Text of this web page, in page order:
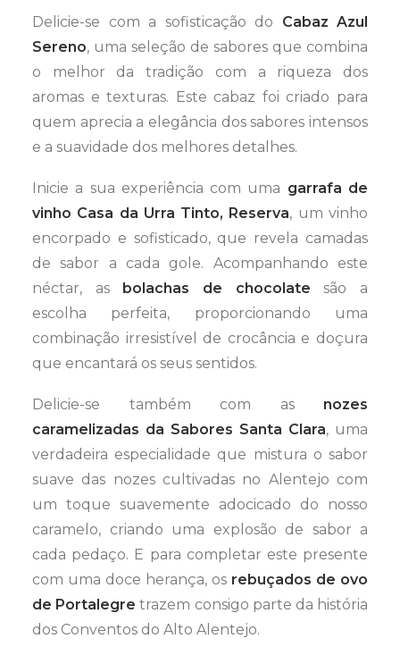
Cabaz
Sereno
Delicie-se com a sofisticação do Cabaz Azul
Sereno, uma seleção de sabores que combina
o melhor da tradição com a riqueza dos
aromas e texturas. Este cabaz foi criado para
quem aprecia a elegância dos sabores intensos
e a suavidade dos melhores detalhes.
Inicie a sua experiência com uma garrafa de
vinho Casa da Urra Tinto, Reserva, um vinho
encorpado e sofisticado, que revela camadas
de sabor a cada gole. Acompanhando este
néctar, as bolachas de chocolate são a
escolha perfeita, proporcionando uma
combinação irresistível de crocância e doçura
que encantará os seus sentidos.
Delicie-se também com as nozes
caramelizadas da Sabores Santa Clara, uma
verdadeira especialidade que mistura o sabor
suave das nozes cultivadas no Alentejo com
um toque suavemente adocicado do nosso
caramelo, criando uma explosão de sabor a
cada pedaço. E para completar este presente
com uma doce herança, os rebuçados de ovo
de Portalegre trazem consigo parte da história
dos Conventos do Alto Alentejo.